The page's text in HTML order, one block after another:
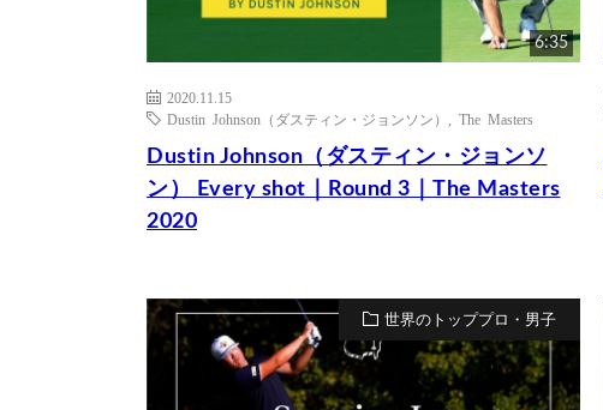
6:35
2020.11.15
Dustin Johnson（ダスティン・ジョンソン）
The Masters
Dustin Johnson（ダスティン・ジョンソ
ン） Every shot｜Round 3｜The Masters
2020
世界のトッププロ・男子